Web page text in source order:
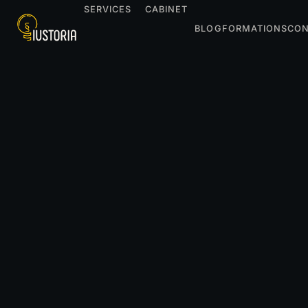
SERVICES
CABINET
BLOG FORMATIONS